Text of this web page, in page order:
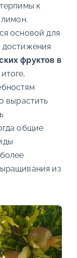
к
основой для
достижения
фруктов в
вырастить
общие
из